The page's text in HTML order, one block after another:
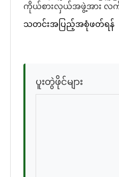
ကိုယ်စားလှယ်အဖွဲ့အား
သတင်းအပြည့်အစုံဖတ်ရန်
ပူးတွဲဖိုင်များ